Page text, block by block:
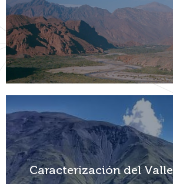
Caracterización del
Caracterización del Valle
Ver más